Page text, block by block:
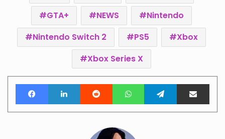
GTA+
NEWS
Nintendo
Nintendo Switch 2
PS5
Xbox
Xbox Series X
FacebookLinkedIn Reddit WhatsAppTelegramTeile per E-Mail